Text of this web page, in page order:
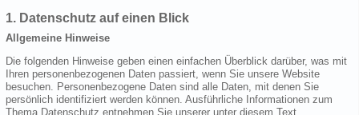
1. Datenschutz auf einen Blick
Allgemeine Hinweise
Die folgenden Hinweise geben einen einfachen Überblick darüber, was mit
Ihren personenbezogenen Daten passiert, wenn Sie unsere Website
besuchen. Personenbezogene Daten sind alle Daten, mit denen Sie
persönlich identifiziert werden können. Ausführliche Informationen zum
Thema Datenschutz entnehmen Sie unserer unter diesem Text